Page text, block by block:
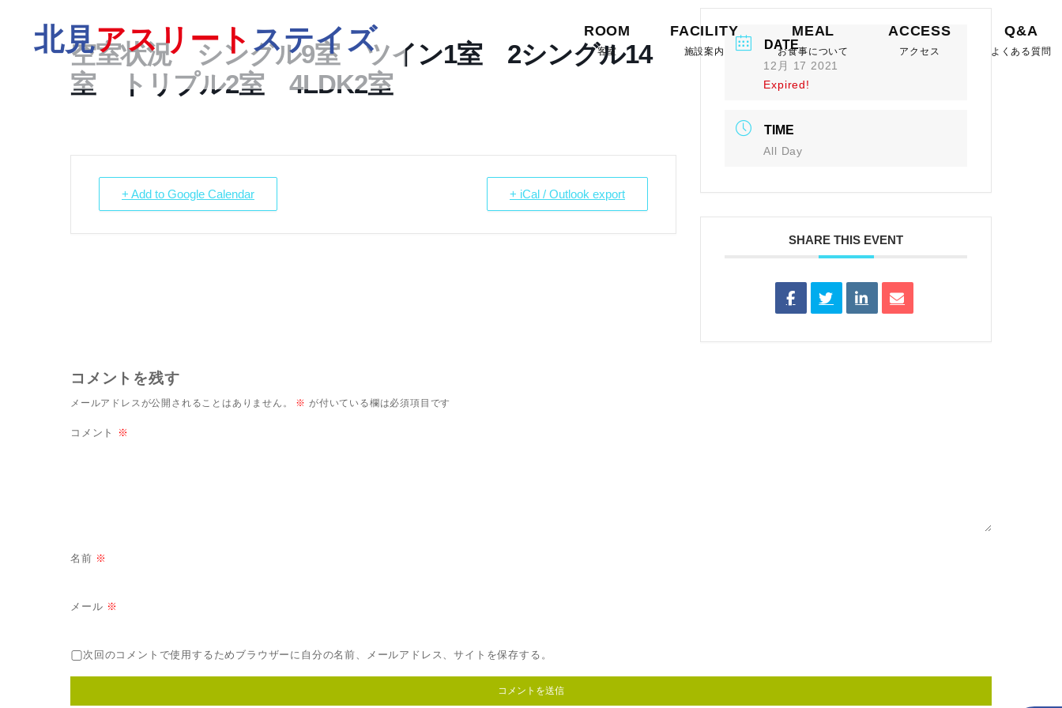
北見アスリート ステイズ ROOM
客室
FACILITY
施設案内
MEAL
お食事について
ACCESS
アクセス
Q&A
よくある質問
空室状況 シングル9室 ツイン1室 2シングル14
室 トリプル2室 4LDK2室
+ Add to Google Calendar + iCal / Outlook export
DATE
12月 17 2021
Expired!
TIME
All Day
SHARE THIS EVENT
コメントを残す
メールアドレスが公開されることはありません。 ※ が付いている欄は必須項目です
コメント ※
名前 ※
メール ※
次回のコメントで使用するためブラウザーに自分の名前、メールアドレス、サイトを保存する。